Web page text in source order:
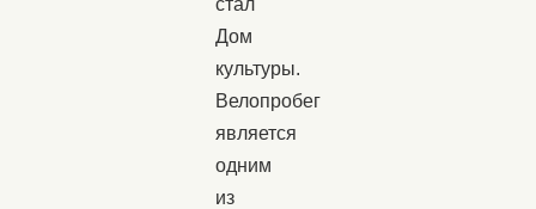
Дом
культуры.
Велопробег
является
одним
из